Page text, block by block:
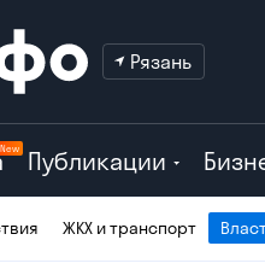
Рязань
New Публикации
ЖКХ и транспорт